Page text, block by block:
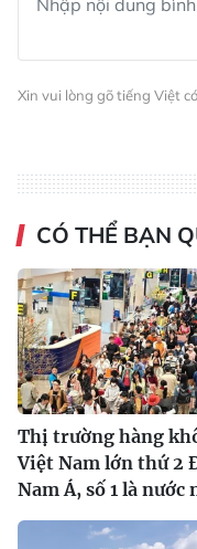
Xin vui lòng gõ tiếng Việt
CÓ THỂ BẠN
Thị trường hàng
Việt Nam lớn thứ 2
Nam Á, số 1 là nước